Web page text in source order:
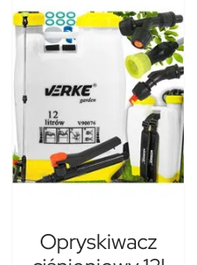
Opryskiwacz